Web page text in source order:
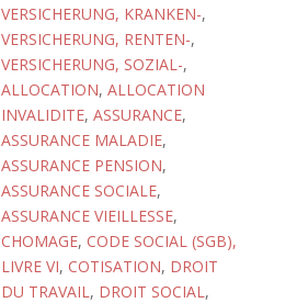
VERSICHERUNG, KRANKEN-,
VERSICHERUNG, RENTEN-,
VERSICHERUNG, SOZIAL-,
ALLOCATION, ALLOCATION
INVALIDITE, ASSURANCE,
ASSURANCE MALADIE,
ASSURANCE PENSION,
ASSURANCE SOCIALE,
ASSURANCE VIEILLESSE,
CHOMAGE, CODE SOCIAL (SGB),
LIVRE VI, COTISATION, DROIT
DU TRAVAIL, DROIT SOCIAL,